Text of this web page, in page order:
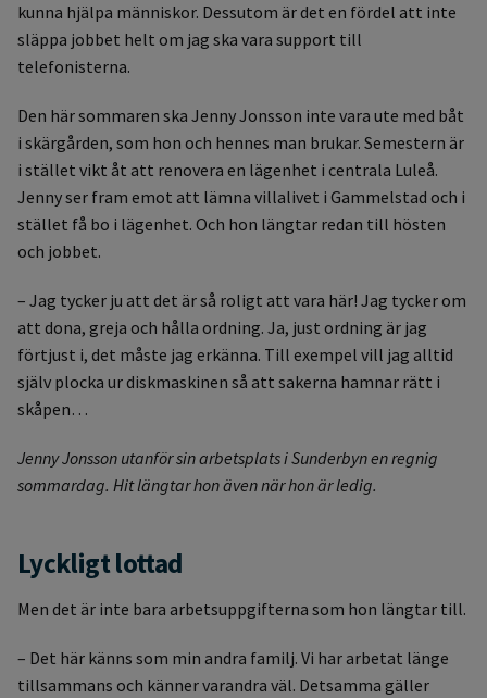
kunna hjälpa människor. Dessutom är det en fördel att inte
släppa jobbet helt om jag ska vara support till
telefonisterna.
Den här sommaren ska Jenny Jonsson inte vara ute med båt
i skärgården, som hon och hennes man brukar. Semestern är
i stället vikt åt att renovera en lägenhet i centrala Luleå.
Jenny ser fram emot att lämna villalivet i Gammelstad och i
stället få bo i lägenhet. Och hon längtar redan till hösten
och jobbet.
– Jag tycker ju att det är så roligt att vara här! Jag tycker om
att dona, greja och hålla ordning. Ja, just ordning är jag
förtjust i, det måste jag erkänna. Till exempel vill jag alltid
själv plocka ur diskmaskinen så att sakerna hamnar rätt i
skåpen…
Jenny Jonsson utanför sin arbetsplats i Sunderbyn en regnig
sommardag. Hit längtar hon även när hon är ledig.
Lyckligt lottad
Men det är inte bara arbetsuppgifterna som hon längtar till.
– Det här känns som min andra familj. Vi har arbetat länge
tillsammans och känner varandra väl. Detsamma gäller